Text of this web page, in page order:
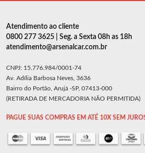
Atendimento ao cliente
0800 277 3625 | Seg. a Sexta 08h as 18h
atendimento@arsenalcar.com.br
CNPJ: 15.776.984/0001-74
Av. Adília Barbosa Neves, 3636
Bairro do Portão, Arujá -SP, 07413-000
(RETIRADA DE MERCADORIA NÃO PERMITIDA)
PAGUE SUAS COMPRAS EM ATÉ 10X SEM